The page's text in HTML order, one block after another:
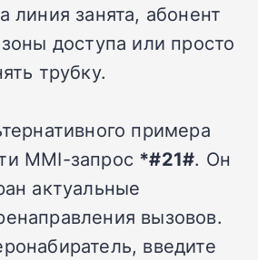
линия занята, абонент
доступа или просто
трубку.
примера
MMI-запрос *#21#. Он
актуальные
вызовов.
введите